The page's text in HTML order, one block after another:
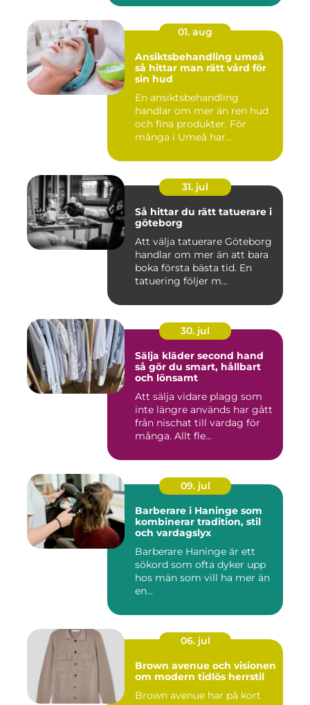
01. aug
Ansiktsbehandling umeå
så hittar man rätt vård för
sin hud
En ansiktsbehandling
handlar om mer än ren hud
och fina produkter. För
många i Umeå har
31. jul
Så hittar du rätt tatuerare i
göteborg
Att välja tatuerare Göteborg
handlar om mer än att bara
boka första bästa tid. En
tatuering följer m...
30. jul
Sälja kläder second hand
så gör du smart, hållbart
och lönsamt
Att sälja vidare plagg som
inte längre används har gått
från nischat till vardag för
många. Allt fle...
09. jul
Barberare i Haninge som
kombinerar tradition, stil
och vardagslyx
Barberare Haninge är ett
sökord som ofta dyker upp
hos män som vill ha mer än
en...
06. jul
Brown avenue och visionen
om modern tidlös herrstil
Brown avenue har på kort